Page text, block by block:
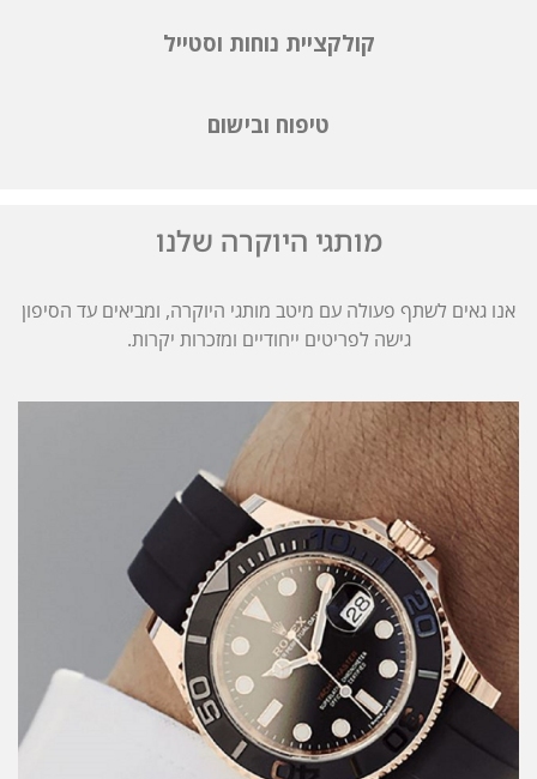
קולקציית נוחות וסטייל
טיפוח ובישום
מותגי היוקרה שלנו
אנו גאים לשתף פעולה עם מיטב מותגי היוקרה, ומביאים עד הסיפון
גישה לפריטים ייחודיים ומזכרות יקרות.